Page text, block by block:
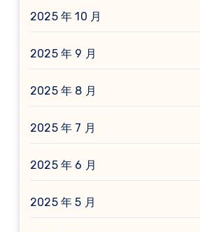
2025 年 10 月
2025 年 9 月
2025 年 8 月
2025 年 7 月
2025 年 6 月
2025 年 5 月